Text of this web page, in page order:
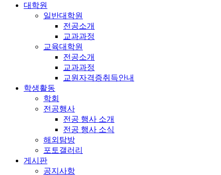
대학원
일반대학원
전공소개
교과과정
교육대학원
전공소개
교과과정
교원자격증취득안내
학생활동
학회
전공행사
전공 행사 소개
전공 행사 소식
해외탐방
포토갤러리
게시판
공지사항